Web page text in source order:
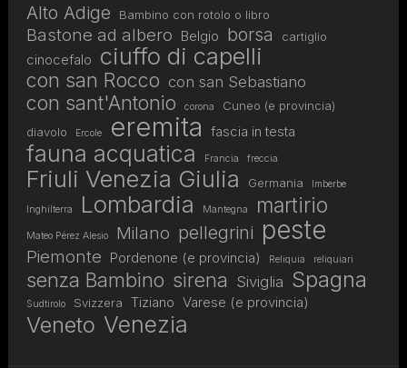
Alto Adige Bambino con rotolo o libro
Bastone ad albero Belgio borsa cartiglio
cinocefalo ciuffo di capelli
con san Rocco con san Sebastiano
con sant'Antonio corona
Cuneo (e provincia)
diavolo
Ercole eremita fascia in testa
fauna acquatica Francia freccia
Friuli Venezia Giulia Germania Imberbe
Inghilterra Lombardia Mantegna martirio
Mateo Pérez Alesio Milano pellegrini peste
Piemonte Pordenone (e provincia) Reliquia reliquiari
senza Bambino sirena Siviglia Spagna
Sudtirolo Svizzera Tiziano Varese (e provincia)
Veneto Venezia